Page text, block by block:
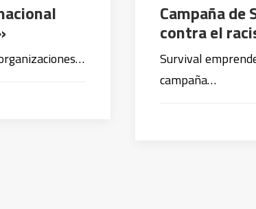
Campaña de
contra el
Survival
campaña…